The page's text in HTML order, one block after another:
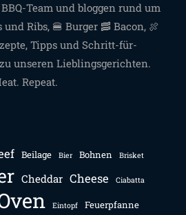
Team und bloggen rund um
Ribs, 🍔 Burger 🥓 Bacon, 🍖
Tipps und Schritt-für-
unseren Lieblingsgerichten.
Repeat.
Beilage Bier Bohnen Brisket
Cheddar Cheese Ciabatta
Eintopf Feuerpfanne